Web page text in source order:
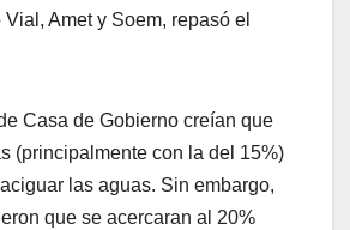
Amet y Soem, repasó el
Casa de Gobierno creían que
(principalmente con la del 15%)
las aguas. Sin embargo,
que se acercaran al 20%